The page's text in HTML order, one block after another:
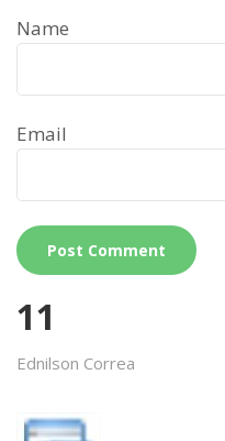
Name
Email
11
Ednilson Correa